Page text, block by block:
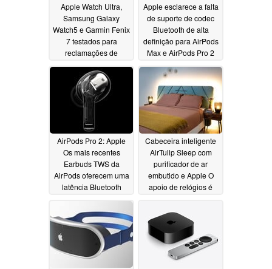
Apple Watch Ultra,
Samsung Galaxy
Watch5 e Garmin Fenix
7 testados para
reclamações de
proteção de tela com
safira11/27/2022
Apple esclarece a falta
de suporte de codec
Bluetooth de alta
definição para AirPods
Max e AirPods Pro 2
11/25/2022
AirPods Pro 2: Apple
Os mais recentes
Earbuds TWS da
AirPods oferecem uma
latência Bluetooth
significativamente
menor do que seus
predecessores
11/24/2022
Cabeceira inteligente
AirTulip Sleep com
purificador de ar
embutido e Apple O
apoio de relógios é
multidões